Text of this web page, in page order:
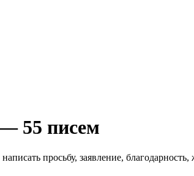
55 писем
просьбу, заявление,